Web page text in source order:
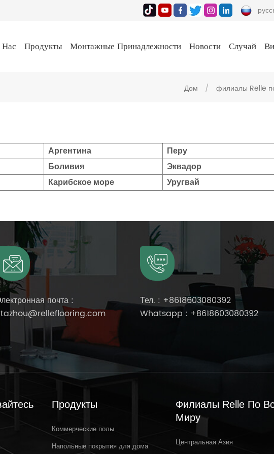
Продукты Монтажные Принадлежности Новости Случай
Дом / филиалы Relle
Аргентина Перу
Боливия Эквадор
Карибское море Уругвай
почта :
Тел. : +8618603080392
Whatsapp : +8618603080392
Продукты
Коммерческие полы
Напольные покрытия для дома
Филиалы Relle По
Миру
Центральная Азия
Mar 31,2025